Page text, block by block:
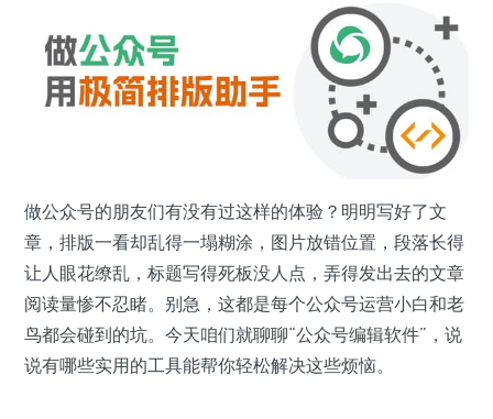
做公众号的朋友们有没有过这样的体验？明明写好了文
章，排版一看却乱得一塌糊涂，图片放错位置，段落长得
让人眼花缭乱，标题写得死板没人点，弄得发出去的文章
阅读量惨不忍睹。别急，这都是每个公众号运营小白和老
鸟都会碰到的坑。今天咱们就聊聊“公众号编辑软件”，说
说有哪些实用的工具能帮你轻松解决这些烦恼。